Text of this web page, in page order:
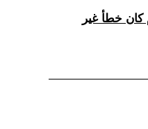
كان خطأ غير